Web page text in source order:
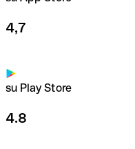
4,7
su Play Store
4.8